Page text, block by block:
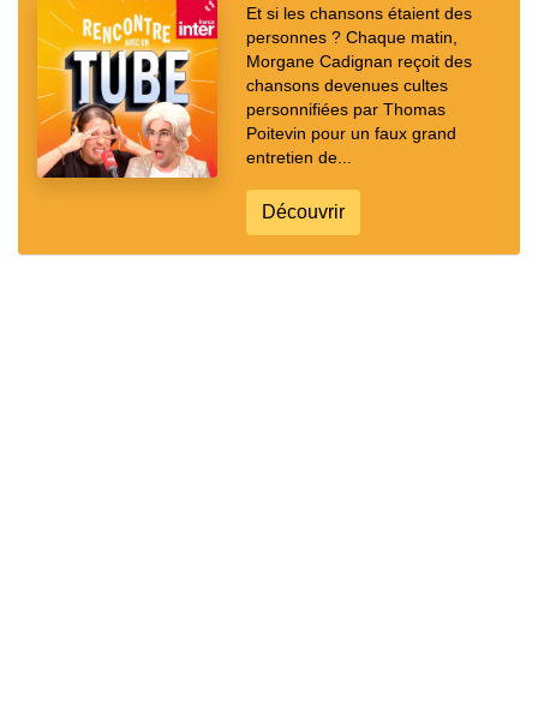
Et si les chansons étaient des
personnes ? Chaque matin,
Morgane Cadignan reçoit des
chansons devenues cultes
personnifiées par Thomas
Poitevin pour un faux grand
entretien de...
Découvrir